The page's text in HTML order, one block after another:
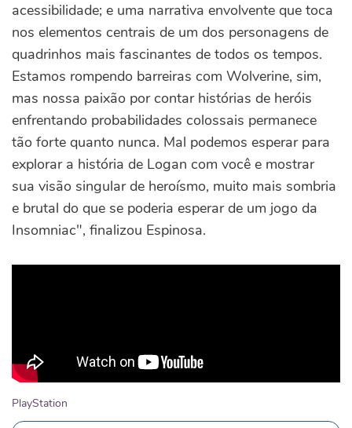
acessibilidade; e uma narrativa envolvente que toca
nos elementos centrais de um dos personagens de
quadrinhos mais fascinantes de todos os tempos.
Estamos rompendo barreiras com Wolverine, sim,
mas nossa paixão por contar histórias de heróis
enfrentando probabilidades colossais permanece
tão forte quanto nunca. Mal podemos esperar para
explorar a história de Logan com você e mostrar
sua visão singular de heroísmo, muito mais sombria
e brutal do que se poderia esperar de um jogo da
Insomniac", finalizou Espinosa.
PlayStation